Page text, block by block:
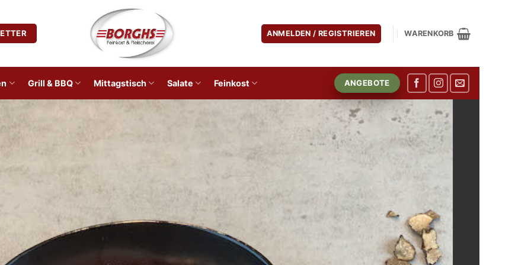
ANMELDEN / REGISTRIEREN WARENKORB
Grill & BBQ Mittagstisch Salate Feinkost ANGEBOTE